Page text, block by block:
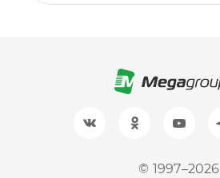
© 1997–2026
+7 (961) 999-93-93